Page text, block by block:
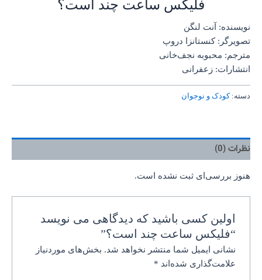
فلیکس ساعت چند است؟
نویسنده: آنت لنگن
تصویرگر: کنستانزا دروپ
مترجم: محبوبه نجف‌خانی
انتشارات: زعفرانی
دسته:کودک و نوجوان
نظرات (0)
هنوز بررسی‌ای ثبت نشده است.
اولین کسی باشید که دیدگاهی می نویسد
“فلیکس ساعت چند است؟”
نشانی ایمیل شما منتشر نخواهد شد. بخش‌های موردنیاز
علامت‌گذاری شده‌اند *